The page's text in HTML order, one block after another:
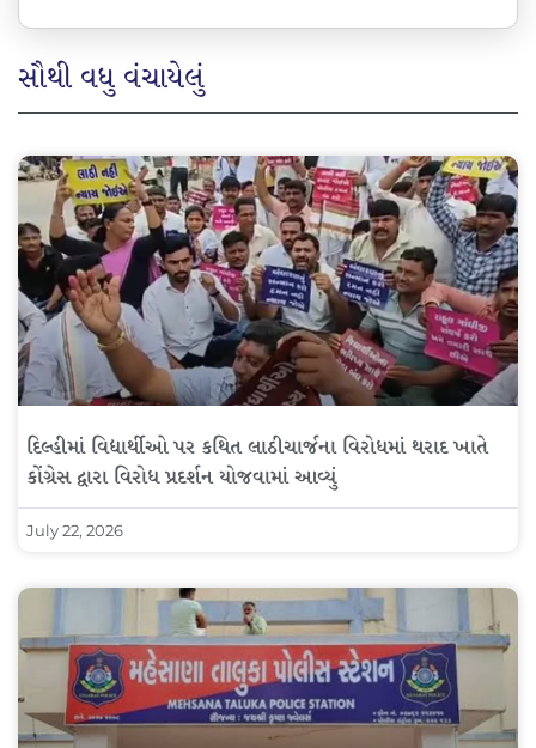
સૌથી વધુ વંચાયેલું
દિલ્હીમાં વિદ્યાર્થીઓ પર કથિત લાઠીચાર્જના વિરોધમાં થરાદ ખાતે
કોંગ્રેસ દ્વારા વિરોધ પ્રદર્શન યોજવામાં આવ્યું
July 22, 2026